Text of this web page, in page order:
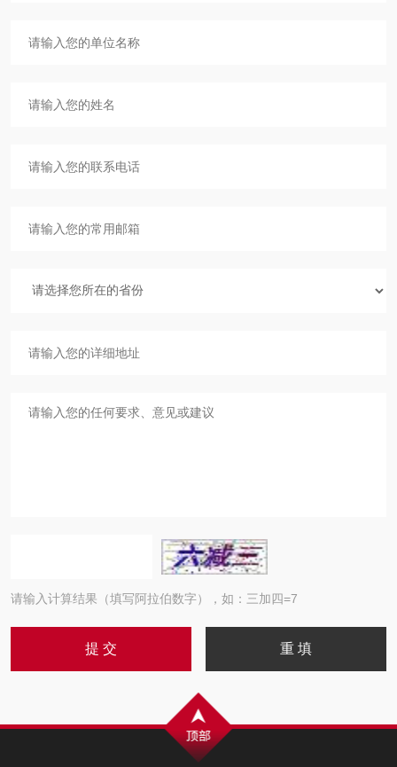
请输入计算结果（填写阿拉伯数字），如：三加四=7